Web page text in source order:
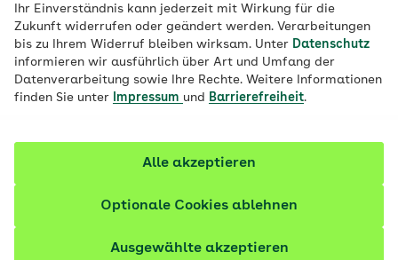
Ihr Einverständnis kann jederzeit mit Wirkung für die
Zukunft widerrufen oder geändert werden. Verarbeitungen
bis zu Ihrem Widerruf bleiben wirksam. Unter Datenschutz
informieren wir ausführlich über Art und Umfang der
Datenverarbeitung sowie Ihre Rechte. Weitere Informationen
finden Sie unter
Impressum und Barrierefreiheit.
Ausgewählte akzeptieren
Optionale Cookies ablehnen
Alle akzeptieren
Verfügung. Sie helfen Ihnen, Diagnosen,
Beipackzettel, Laborwerte und anderen
Gesundheitsthemen wie Vorsorge,
Impfungen, Kinderkrankheiten,
Ärztinnen und Ärzten, Kliniken und
medizinischen Behandlern? Auch hier hilft
AOK-Clarimedis unkompliziert weiter.
Erfahren Sie, wie das Info-Telefon